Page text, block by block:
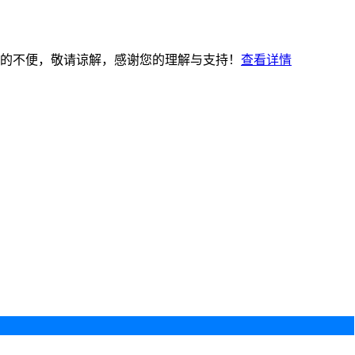
便，敬请谅解，感谢您的理解与支持！ 查看详情